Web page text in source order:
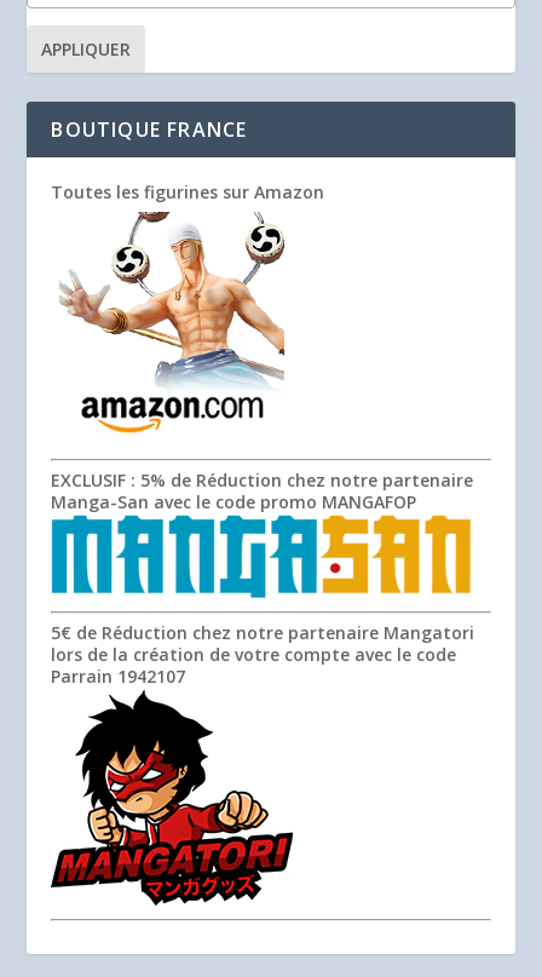
APPLIQUER
BOUTIQUE FRANCE
Toutes les figurines sur Amazon
EXCLUSIF : 5% de Réduction chez notre partenaire
Manga-San avec le code promo MANGAFOP
5€ de Réduction chez notre partenaire Mangatori
lors de la création de votre compte avec le code
Parrain 1942107